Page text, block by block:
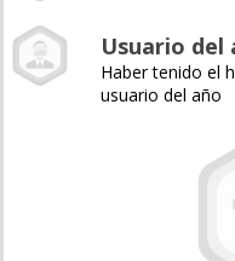
Usuario del
Haber tenido el
usuario del año